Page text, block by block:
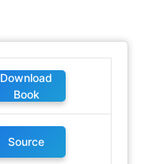
Download
Book
Source